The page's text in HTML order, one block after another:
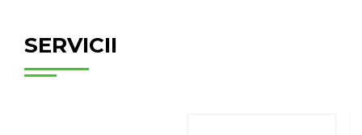
SERVICII